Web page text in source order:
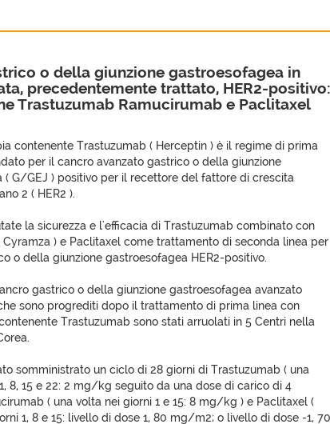
o della giunzione gastroesofagea in
precedentemente trattato, HER2-positivo:
Trastuzumab Ramucirumab e Paclitaxel
contenente Trastuzumab ( Herceptin ) è il regime di prima
per il cancro avanzato gastrico o della giunzione
( G/GEJ ) positivo per il recettore del fattore di crescita
2 ( HER2 ).
la sicurezza e l'efficacia di Trastuzumab combinato con
Cyramza ) e Paclitaxel come trattamento di seconda linea per
o della giunzione gastroesofagea HER2-positivo.
gastrico o della giunzione gastroesofagea avanzato
sono progrediti dopo il trattamento di prima linea con
Trastuzumab sono stati arruolati in 5 Centri nella
somministrato un ciclo di 28 giorni di Trastuzumab ( una
8, 15 e 22: 2 mg/kg seguito da una dose di carico di 4
( una volta nei giorni 1 e 15: 8 mg/kg ) e Paclitaxel (
1, 8 e 15: livello di dose 1, 80 mg/m2; o livello di dose -1, 70